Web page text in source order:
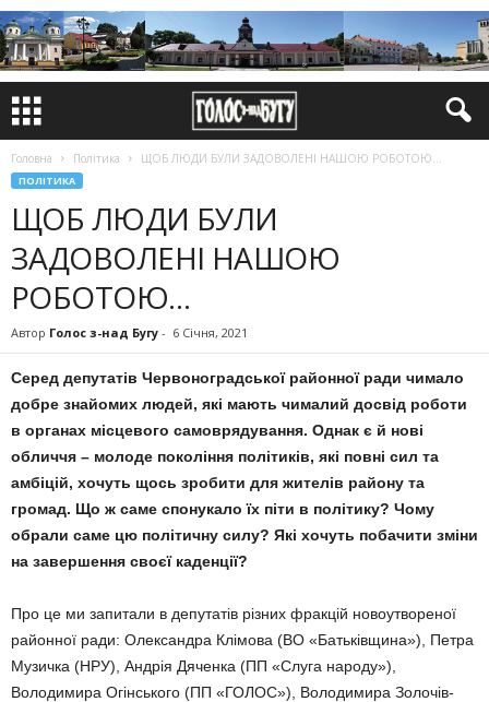
Головна Політика ЩОБ ЛЮДИ БУЛИ ЗАДОВОЛЕНІ НАШОЮ РОБОТОЮ…
ПОЛІТИКА
ЩОБ ЛЮДИ БУЛИ
ЗАДОВОЛЕНІ НАШОЮ
РОБОТОЮ…
Автор Голос з-над Бугу - 6 Січня, 2021
Серед депутатів Червоноградської районної ради чимало
добре знайо­мих людей, які мають чималий досвід роботи
в органах місцевого са­моврядування. Однак є й нові
обличчя – молоде покоління політиків, які повні сил та
амбіцій, хочуть щось зробити для жителів району та
громад. Що ж саме спонукало їх піти в політику? Чому
обрали саме цю політич­ну силу? Які хочуть побачити зміни
на завершення своєї каденції?
Про це ми запитали в депутатів різних фракцій новоутво­реної
районної ради: Олександра Клімова (ВО «Батьківщина»), Петра
Музичка (НРУ), Андрія Дяченка (ПП «Слуга народу»),
Володимира Огінського (ПП «ГОЛОС»), Володимира Золочів­